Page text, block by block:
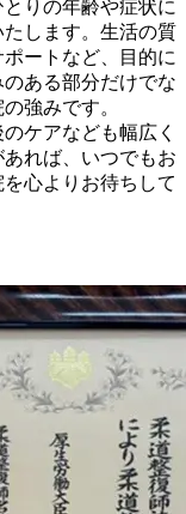
りの年齢や症状に
します。生活の質
ートなど、目的に
ある部分だけでな
強みです。
ケアなども幅広く
れば、いつでもお
心よりお待ちして